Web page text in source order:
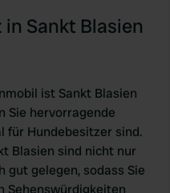
Sankt Blasien
ist Sankt Blasien
Sie hervorragende
für Hundebesitzer sind.
Blasien sind nicht nur
gelegen, sodass Sie
Sehenswürdigkeiten